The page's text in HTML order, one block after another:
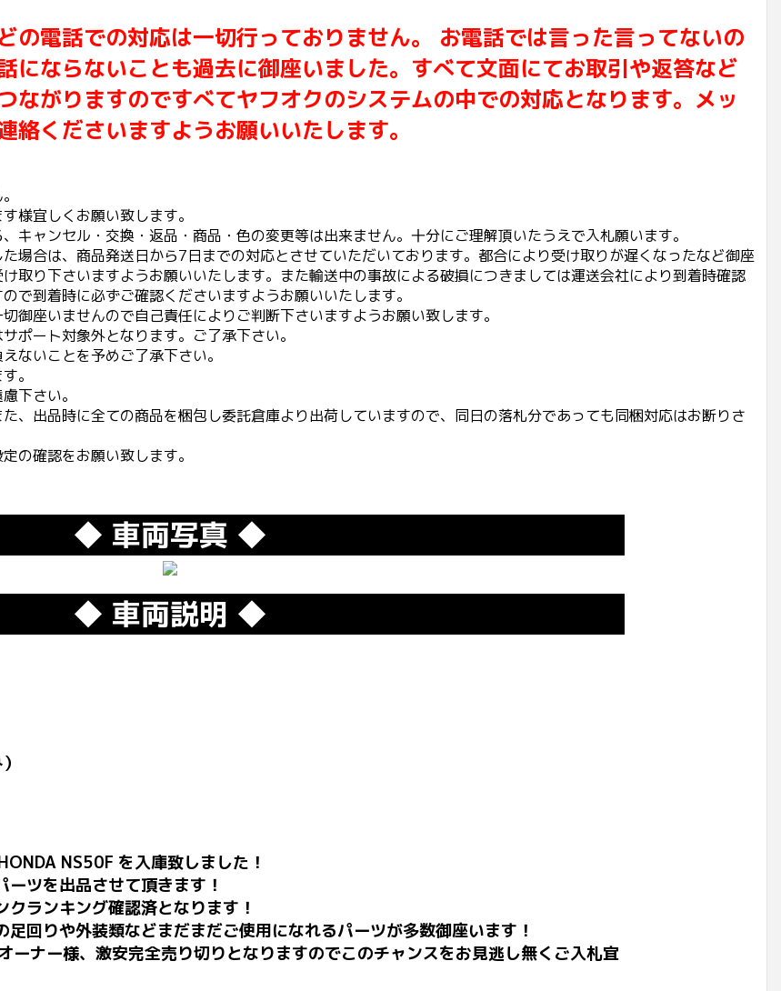
の電話での対応は一切行っておりません。 お電話では言った言ってないの
にならないことも過去に御座いました。すべて文面にてお取引や返答など
ながりますのですべてヤフオクのシステムの中での対応となります。メッ
くださいますようお願いいたします。
様宜しくお願い致します。
キャンセル・交換・返品・商品・色の変更等は出来ません。十分にご理解頂いたうえで入札願います。
場合は、商品発送日から7日までの対応とさせていただいております。都合により受け取りが遅くなったなど御座
取り下さいますようお願いいたします。また輸送中の事故による破損につきましては運送会社により到着時確認
で到着時に必ずご確認くださいますようお願いいたします。
御座いませんので自己責任によりご判断下さいますようお願い致します。
ポート対象外となります。ご了承下さい。
ないことを予めご了承下さい。
。
下さい。
、出品時に全ての商品を梱包し委託倉庫より出荷していますので、同日の落札分であっても同梱対応はお断りさ
の確認をお願い致します。
◆ 車両写真 ◆
◆ 車両説明 ◆
NS50F を入庫致しました！
ツを出品させて頂きます！
ランキング確認済となります！
回りや外装類などまだまだご使用になれるパーツが多数御座います！
ナー様、激安完全売り切りとなりますのでこのチャンスをお見逃し無くご入札宜